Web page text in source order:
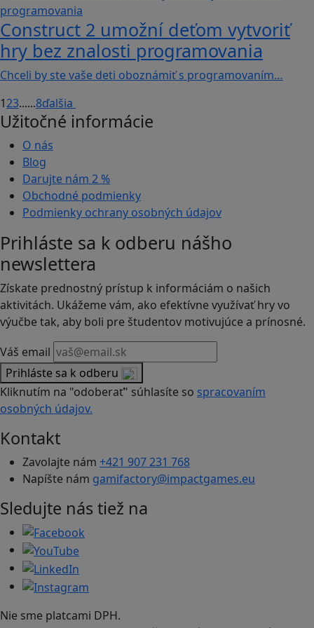
Construct 2 umožní deťom vytvoriť
hry bez znalosti programovania
Chceli by ste vaše deti oboznámiť s programovaním…
123......8ďalšia
Užitočné informácie
O nás
Blog
Darujte nám 2 %
Obchodné podmienky
Podmienky ochrany osobných údajov
Prihláste sa k odberu nášho
newslettera
Získate prednostný prístup k informáciám o našich
aktivitách. Ukážeme vám, ako efektívne využívať hry vo
výučbe tak, aby boli pre študentov motivujúce a prínosné.
Váš email
Prihláste sa k odberu
Kliknutím na "odoberať" súhlasíte so spracovaním
osobných údajov.
Kontakt
Zavolajte nám +421 907 231 768
Napíšte nám gamifactory@impactgames.eu
Sledujte nás tiež na
Nie sme platcami DPH.